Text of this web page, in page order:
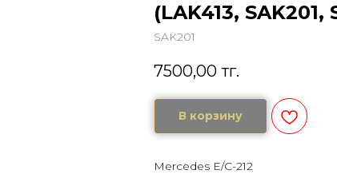
(LAK413, SAK201,
SAK201
7500,00 тг.
В корзину
Mercedes E/C-212